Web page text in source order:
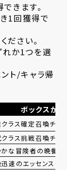
きます。
1回獲得で
ださい。
れか1つを選
ト/キャラ帰
ボックスか
ラス確定召喚チ
ラス挑戦召喚チ
かな冒険者の晩餐(
迅速のエッセンス(